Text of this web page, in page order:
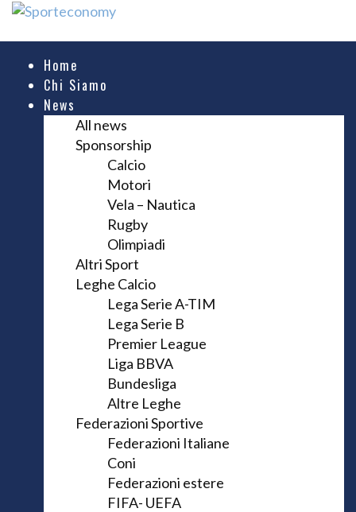
Home
Chi Siamo
News
All news
Sponsorship
Calcio
Motori
Vela – Nautica
Rugby
Olimpiadi
Altri Sport
Leghe Calcio
Lega Serie A-TIM
Lega Serie B
Premier League
Liga BBVA
Bundesliga
Altre Leghe
Federazioni Sportive
Federazioni Italiane
Coni
Federazioni estere
FIFA- UEFA